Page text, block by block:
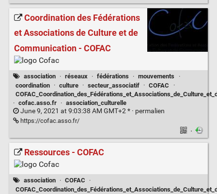
Coordination des Fédérations
et Associations de Culture et de
Communication - COFAC
association · réseaux · fédérations · mouvements
·
coordination
· culture · secteur_associatif · COFAC
·
· cofac.asso.fr · association_culturelle
June 9, 2021 at 9:03:38 AM GMT+2 * · permalien
https://cofac.asso.fr/
·
Ressources - COFAC
association · COFAC
·